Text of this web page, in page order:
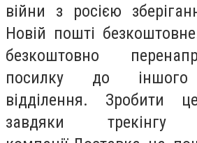
війни з росією
Новій пошті
безкоштовно
посилку до іншого
відділення. Зробити
завдяки